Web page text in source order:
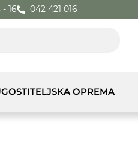
16 042 421 016
OPREMA